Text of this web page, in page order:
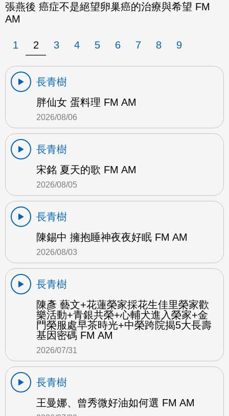
張燕後 癌症不是絕望卵巢癌的治療與希望 FM
AM
1 2 3 4 5 6 7 8 9
長青樹
胖仙女 蛋料理 FM AM
2026/08/06
長青樹
宋銘 夏天的歌 FM AM
2026/08/05
長青樹
陳錫中 擁抱睡神夜夜好眠 FM AM
2026/08/03
長青樹
陳彥 藝文+花蓮榮家採花生佳里榮家歡
樂活動+青銀共榮+心輔犬進入榮家+金
門榮服處早茶時光+中榮跨院揭5大長壽
基因密碼 FM AM
2026/07/31
長青樹
王曼娜、曾秀微好油如何選 FM AM